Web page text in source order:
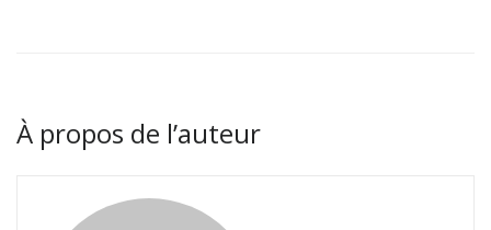
À propos de l’auteur